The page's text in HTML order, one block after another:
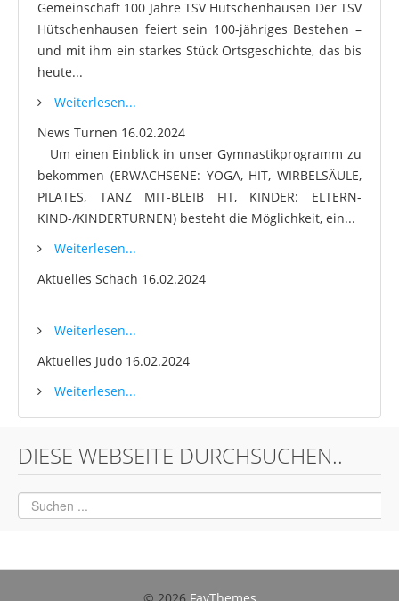
Gemeinschaft 100 Jahre TSV Hütschenhausen Der TSV
Hütschenhausen feiert sein 100-jähriges Bestehen –
und mit ihm ein starkes Stück Ortsgeschichte, das bis
heute...
Weiterlesen...
News Turnen 16.02.2024
Um einen Einblick in unser Gymnastikprogramm zu
bekommen (ERWACHSENE: YOGA, HIT, WIRBELSÄULE,
PILATES, TANZ MIT-BLEIB FIT, KINDER: ELTERN-
KIND-/KINDERTURNEN) besteht die Möglichkeit, ein...
Weiterlesen...
Aktuelles Schach 16.02.2024
Weiterlesen...
Aktuelles Judo 16.02.2024
Weiterlesen...
DIESE WEBSEITE DURCHSUCHEN..